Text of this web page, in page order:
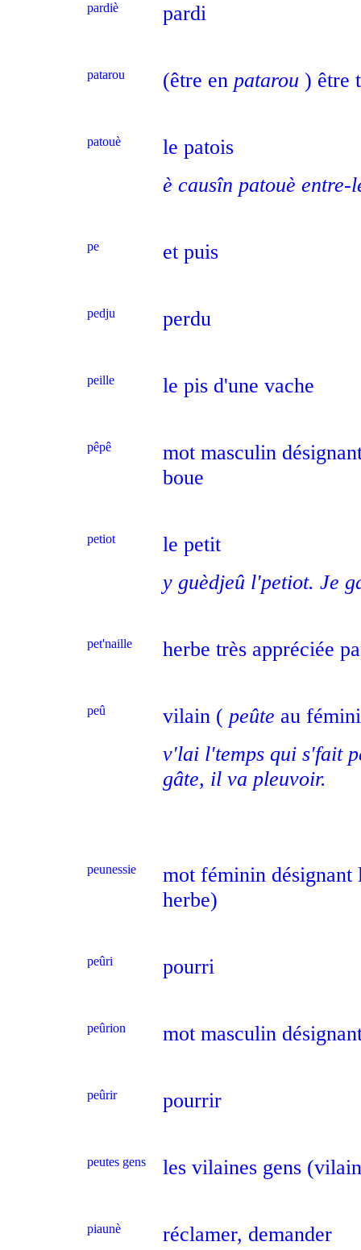
pardiè pardi
patarou (être en patarou ) être
patouè
le patois
è causîn patouè
pe et puis
pedju perdu
peille le pis d'une vache
pêpê
mot masculin
boue
petiot
le petit
y guèdjeû l'petiot. Je
pet'naille herbe très appréciée
peû vilain ( peûte au
v'lai l'temps qui s'fait
gâte, il va pleuvoir.
peunessie
mot féminin désignant
herbe)
peûri pourri
peûrion mot masculin
peûrir pourrir
peutes gens les vilaines gens
piaunè réclamer, demander